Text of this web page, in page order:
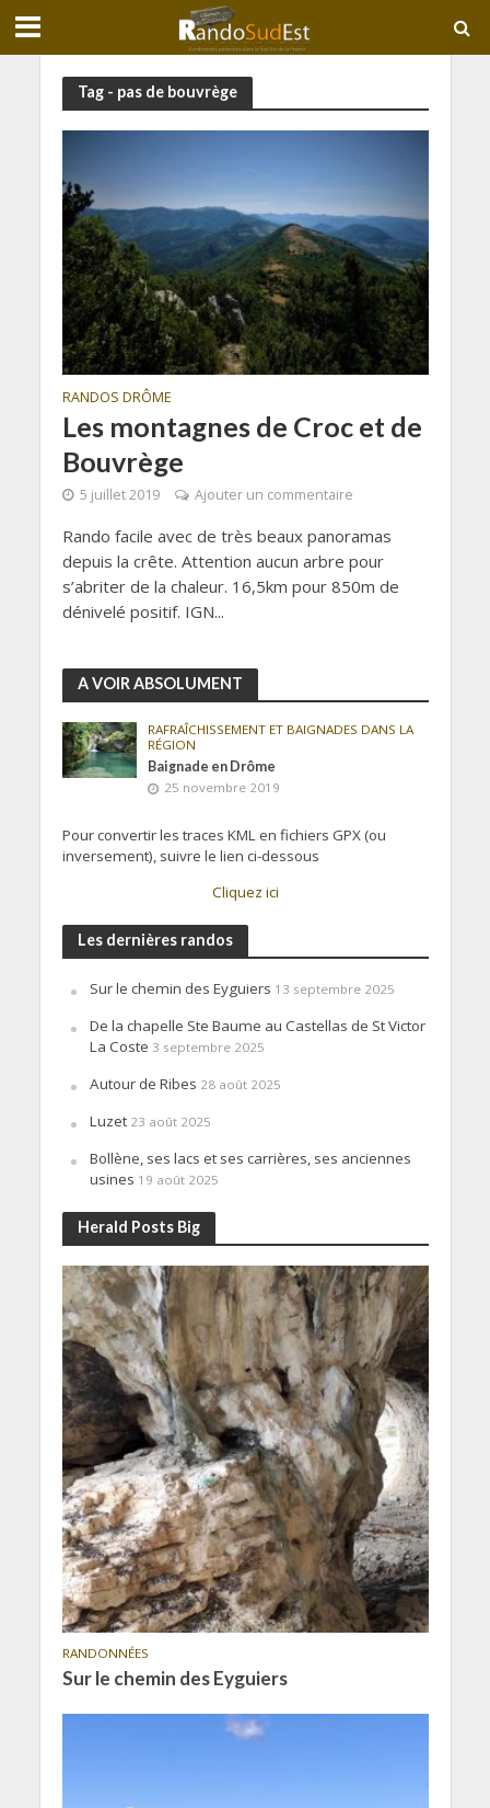
Tag - pas de bouvrège
RANDOS DRÔME
Les montagnes de Croc et de
Bouvrège
5 juillet 2019 Ajouter un commentaire
Rando facile avec de très beaux panoramas
depuis la crête. Attention aucun arbre pour
s’abriter de la chaleur. 16,5km pour 850m de
dénivelé positif. IGN...
A VOIR ABSOLUMENT
RAFRAÎCHISSEMENT ET BAIGNADES DANS LA
RÉGION
Baignade en Drôme
25 novembre 2019
Pour convertir les traces KML en fichiers GPX (ou
inversement), suivre le lien ci-dessous
Cliquez ici
Les dernières randos
Sur le chemin des Eyguiers 13 septembre 2025
De la chapelle Ste Baume au Castellas de St Victor
La Coste 3 septembre 2025
Autour de Ribes 28 août 2025
Luzet 23 août 2025
Bollène, ses lacs et ses carrières, ses anciennes
usines 19 août 2025
Herald Posts Big
RANDONNÉES
Sur le chemin des Eyguiers